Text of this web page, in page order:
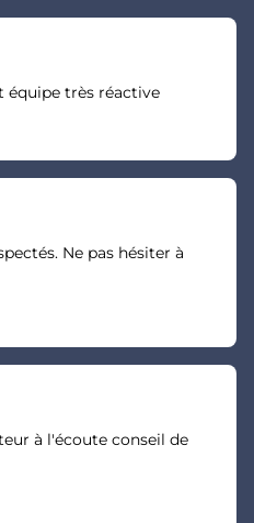
équipe très réactive
Ne pas hésiter à
à l'écoute conseil de